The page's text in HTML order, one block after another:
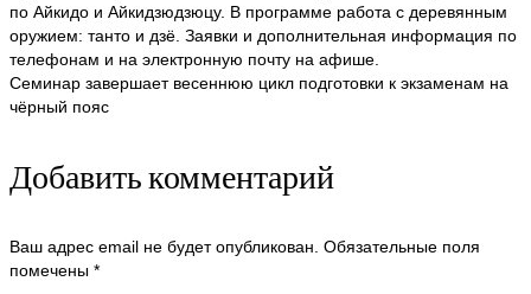
по Айкидо и Айкидзюдзюцу. В программе работа с деревянным
оружием: танто и дзё. Заявки и дополнительная информация по
телефонам и на электронную почту на афише.
Семинар завершает весеннюю цикл подготовки к экзаменам на
чёрный пояс
Добавить комментарий
Ваш адрес email не будет опубликован. Обязательные поля
помечены *